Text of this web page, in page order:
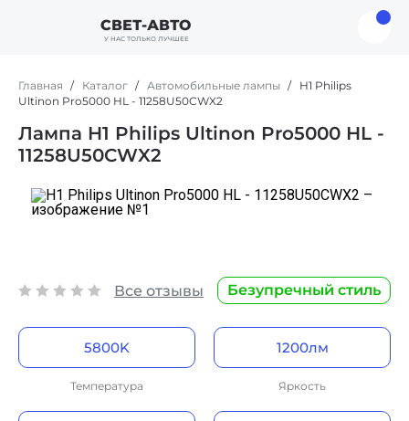
СВЕТ-АВТО
У НАС ТОЛЬКО ЛУЧШЕЕ
Главная Каталог Автомобильные лампы
H1 Philips
Ultinon Pro5000 HL - 11258U50CWX2
Лампа H1 Philips Ultinon Pro5000 HL -
11258U50CWX2
Все отзывы Безупречный стиль
5800K
Холодный голубой цвет
Температура
1200лм
Ярче на 160%
Яркость